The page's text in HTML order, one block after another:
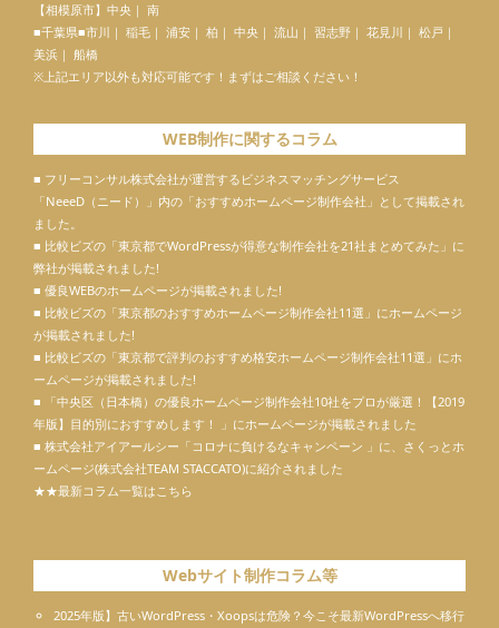
【相模原市】中央｜ 南
■千葉県■市川｜ 稲毛｜ 浦安｜ 柏｜ 中央｜ 流山｜ 習志野｜ 花見川｜ 松戸｜
美浜｜ 船橋
※上記エリア以外も対応可能です！まずはご相談ください！
WEB制作に関するコラム
■ フリーコンサル株式会社が運営するビジネスマッチングサービス
「NeeeD（ニード） 」内の「おすすめホームページ制作会社 」として掲載され
ました。
■ 比較ビズの「東京都でWordPressが得意な制作会社を21社まとめてみた」に
弊社が掲載されました!
■ 優良WEBのホームページが掲載されました!
■ 比較ビズの「東京都のおすすめホームページ制作会社11選」にホームページ
が掲載されました!
■ 比較ビズの「東京都で評判のおすすめ格安ホームページ制作会社11選」にホ
ームページが掲載されました!
■ 「中央区（日本橋）の優良ホームページ制作会社10社をプロが厳選！【2019
年版】目的別におすすめします！ 」にホームページが掲載されました
■ 株式会社アイアールシー「コロナに負けるなキャンペーン 」に、さくっとホ
ームページ(株式会社TEAM STACCATO)に紹介されました
★★最新コラム一覧はこちら
Webサイト制作コラム等
2025年版】古いWordPress・Xoopsは危険？今こそ最新WordPressへ移行